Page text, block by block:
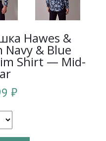
Hawes &
& Blue
Shirt — Mid-
₽